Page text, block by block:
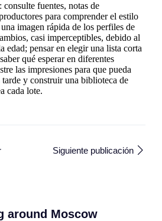
fuentes, notas de
para comprender el estilo
imagen rápida de los perfiles de
casi imperceptibles, debido al
edad; pensar en elegir una lista corta
qué esperar en diferentes
las impresiones para que pueda
tarde y construir una biblioteca de
cada lote.
Siguiente publicación
around Moscow